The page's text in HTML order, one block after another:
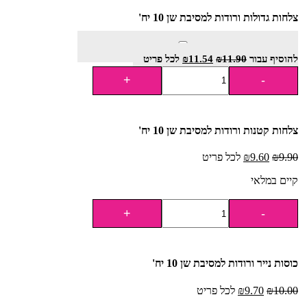
צלחות גדולות ורודות למסיבת שן 10 יח'
להוסיף⁦⁩ עבור ₪11.90
₪11.54 לכל פריט
צלחות קטנות ורודות למסיבת שן 10 יח'
₪9.90
₪9.60
לכל פריט
קיים במלאי
כוסות נייר ורודות למסיבת שן 10 יח'
₪10.00
₪9.70
לכל פריט